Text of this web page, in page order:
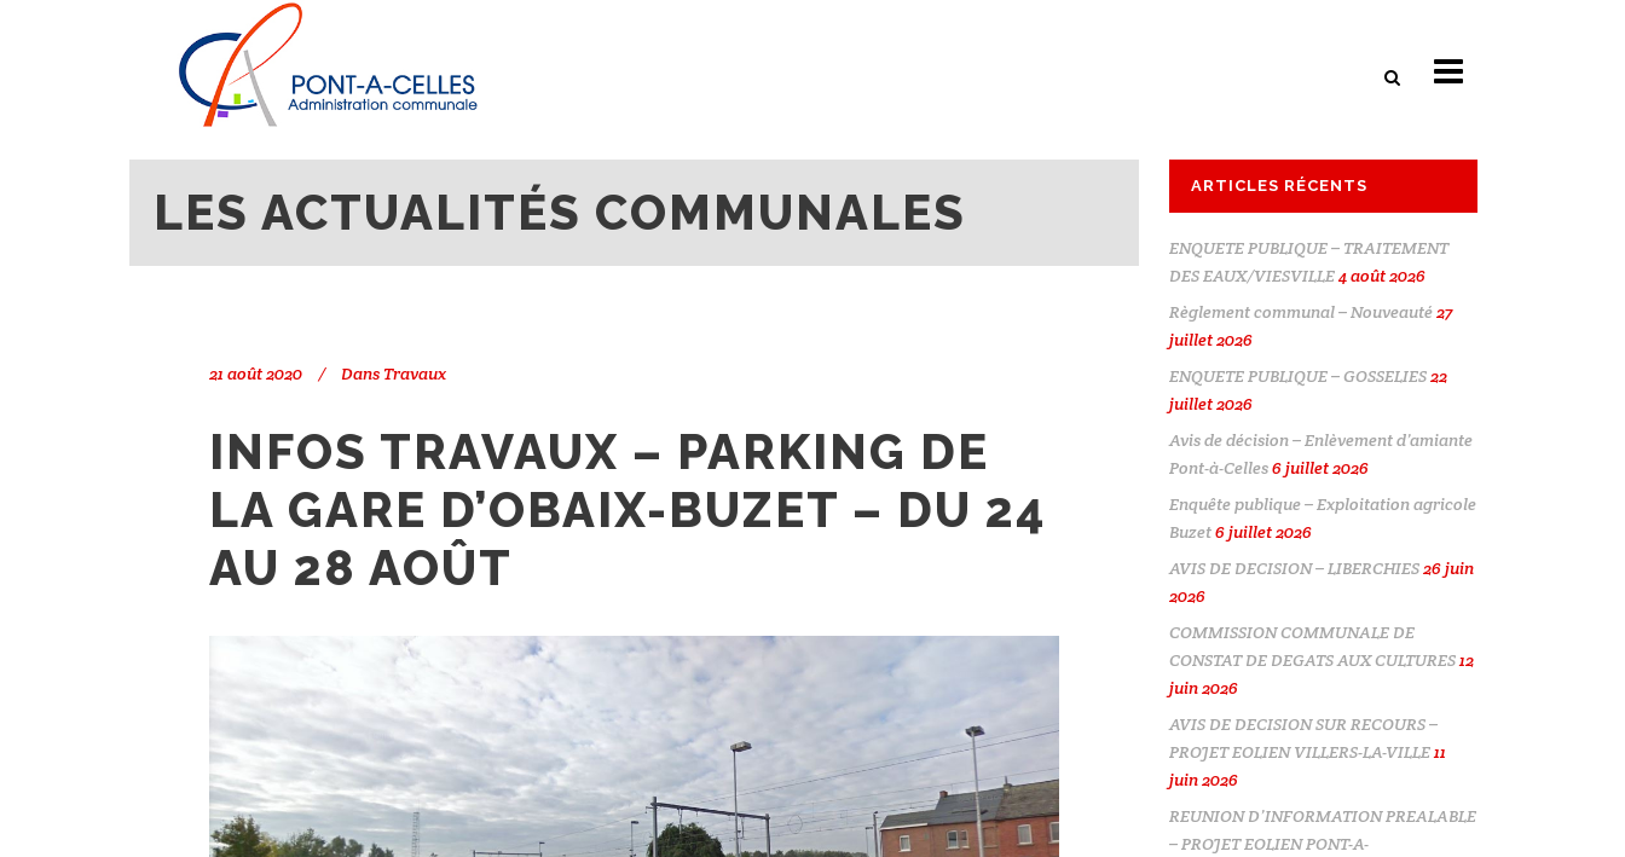
PONT-À-CELLES
LES ACTUALITÉS COMMUNALES
21 août 2020 Dans Travaux
INFOS TRAVAUX – PARKING DE
LA GARE D’OBAIX-BUZET – DU 24
AU 28 AOÛT
ARTICLES RÉCENTS
ENQUETE PUBLIQUE – TRAITEMENT
DES EAUX/VIESVILLE4 août 2026
Règlement communal – Nouveauté27
juillet 2026
ENQUETE PUBLIQUE – GOSSELIES22
juillet 2026
Avis de décision – Enlèvement d’amiante
Pont-à-Celles6 juillet 2026
Enquête publique – Exploitation agricole
Buzet6 juillet 2026
AVIS DE DECISION – LIBERCHIES26 juin
2026
COMMISSION COMMUNALE DE
CONSTAT DE DEGATS AUX CULTURES12
juin 2026
AVIS DE DECISION SUR RECOURS –
PROJET EOLIEN VILLERS-LA-VILLE11
juin 2026
REUNION D’INFORMATION PREALABLE
– PROJET EOLIEN PONT-A-